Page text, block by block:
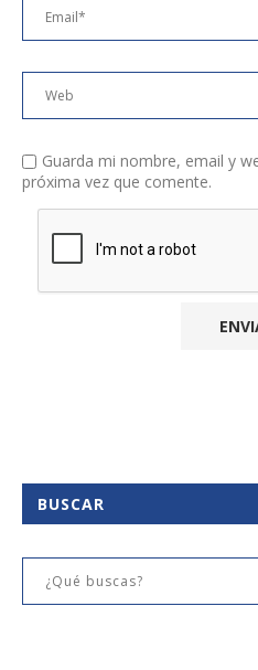
Guarda mi nombre, email y
próxima vez que comente.
BUSCAR